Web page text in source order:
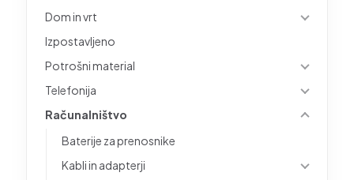
Dom in vrt
Izpostavljeno
Potrošni material
Telefonija
Računalništvo
Baterije za prenosnike
Kabli in adapterji